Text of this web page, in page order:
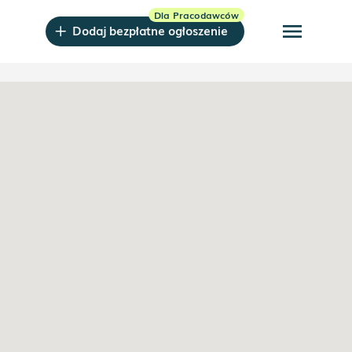
Dodaj bezpłatne ogłoszenie menu